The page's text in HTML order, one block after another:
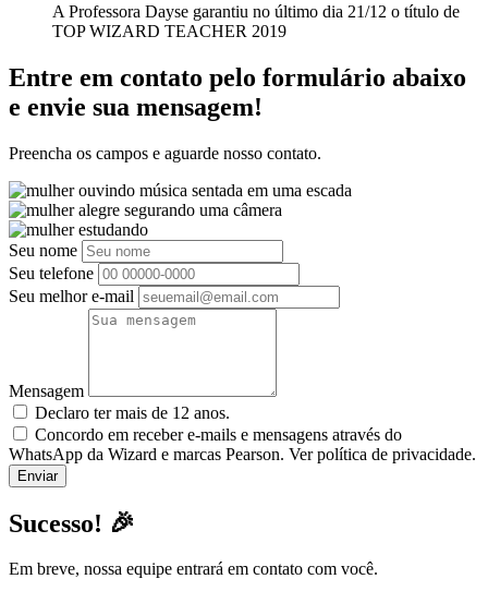
A Professora Dayse garantiu no último dia 21/12 o título de
TOP WIZARD TEACHER 2019
Entre em contato pelo formulário abaixo
e envie sua mensagem!
Preencha os campos e aguarde nosso contato.
Seu nome
Seu telefone
Seu melhor e-mail
Mensagem
Declaro ter mais de 12 anos.
Concordo em receber e-mails e mensagens através do
WhatsApp da Wizard e marcas Pearson. Ver política de privacidade.
Sucesso! 🎉
Em breve, nossa equipe entrará em contato com você.